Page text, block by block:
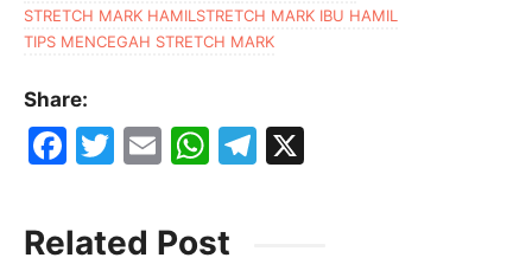
STRETCH MARK HAMIL STRETCH MARK IBU HAMIL
TIPS MENCEGAH STRETCH MARK
Share:
F
c
e
T
itt
er
E
ai
l
W
at
s
T
Related Post